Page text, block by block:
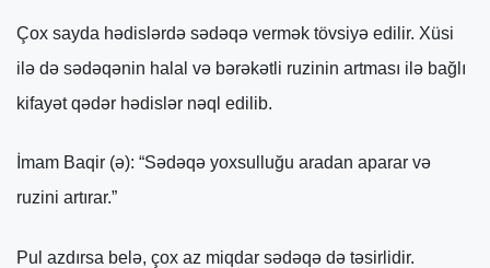
Çox sayda hədislərdə sədəqə vermək tövsiyə edilir. Xüsi
ilə də sədəqənin halal və bərəkətli ruzinin artması ilə bağlı
kifayət qədər hədislər nəql edilib.
İmam Baqir (ə): “Sədəqə yoxsulluğu aradan aparar və
ruzini artırar.”
Pul azdırsa belə, çox az miqdar sədəqə də təsirlidir.